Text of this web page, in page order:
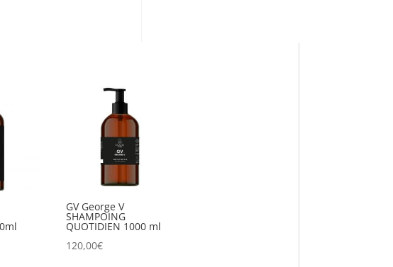
GV George V
SHAMPOING
QUOTIDIEN 1000 ml
120,00€